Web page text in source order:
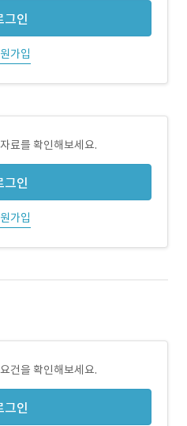
그인
가입
료를 확인해보세요.
그인
가입
건을 확인해보세요.
그인